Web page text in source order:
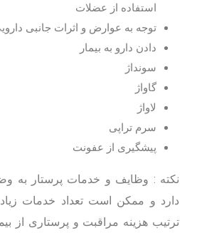
استفاده از عضلات
توجه به عوارض و اثرات جانبی
دادن دارو به بیمار
سونداژ
گاواژ
لاواژ
سرم تراپی
پیشگیری از عفونت
نکته : وظایف و خدمات پرستار به
دارد و ممکن است تعداد خدمات
ترتیب هزینه مراقبت و پرستاری از